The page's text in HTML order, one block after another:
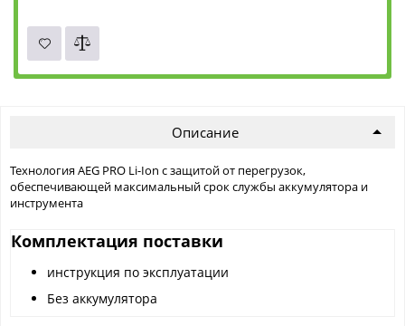
Описание
Технология AEG PRO Li-Ion с защитой от перегрузок,
обеспечивающей максимальный срок службы аккумулятора и
инструмента
Комплектация поставки
инструкция по эксплуатации
Без аккумулятора